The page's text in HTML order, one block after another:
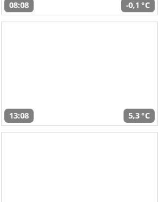
08:08 -0,1 °C
13:08 5,3 °C